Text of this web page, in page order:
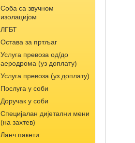
Соба са звучном
изолацијом
ЛГБТ
Остава за пртљаг
Услуга превоза од/до
аеродрома (уз доплату)
Услуга превоза (уз доплату)
Послуга у соби
Доручак у соби
Специјалан дијетални мени
(на захтев)
Ланч пакети